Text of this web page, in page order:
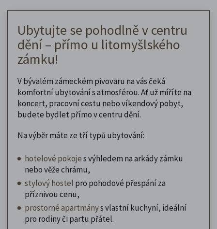
Ubytujte se pohodlně v centru
dění – přímo u litomyšlského
zámku!
V bývalém zámeckém pivovaru na vás čeká
komfortní ubytování s atmosférou. Ať už míříte na
koncert, pracovní cestu nebo víkendový pobyt,
budete bydlet přímo v centru dění.
Na výběr máte ze tří typů ubytování:
hotelové pokojes výhledem na arkády zámku
nebo věže chrámu,
stylový hostel pro pohodové přespání za
příznivou cenu,
prostorné apartmánys vlastní kuchyní, ideální
pro rodiny či partu přátel.